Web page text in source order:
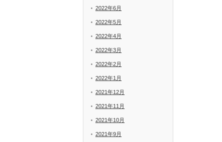
2022年6月
2022年5月
2022年4月
2022年3月
2022年2月
2022年1月
2021年12月
2021年11月
2021年10月
2021年9月